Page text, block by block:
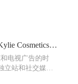
【独立站优秀案例分析】Kylie Cosmetics：社交媒体时代的DTC品牌建设蓝本
电视广告的时
立站和社交媒体